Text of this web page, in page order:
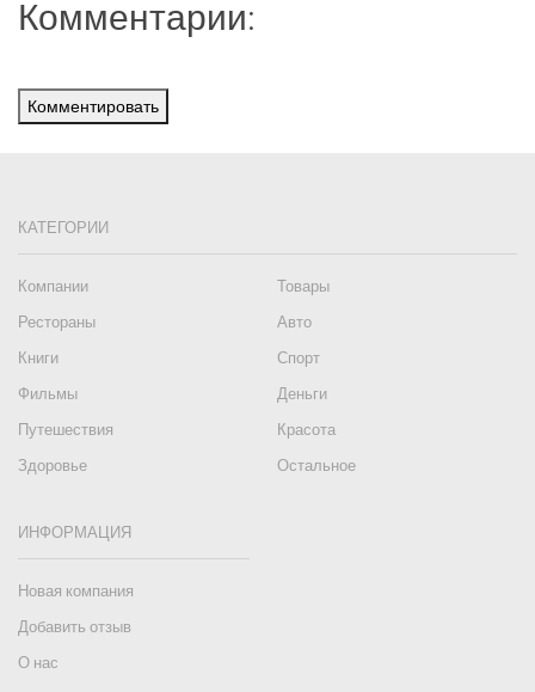
Комментарии:
Комментировать
КАТЕГОРИИ
Компании
Товары
Рестораны
Авто
Книги
Спорт
Фильмы
Деньги
Путешествия
Красота
Здоровье
Остальное
ИНФОРМАЦИЯ
Новая компания
Добавить отзыв
О нас